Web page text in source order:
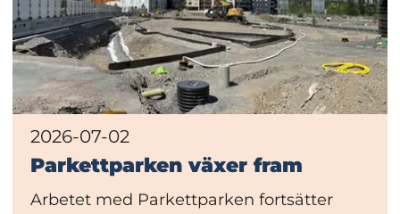
2026-07-02
Parkettparken växer fram
Arbetet med Parkettparken fortsätter